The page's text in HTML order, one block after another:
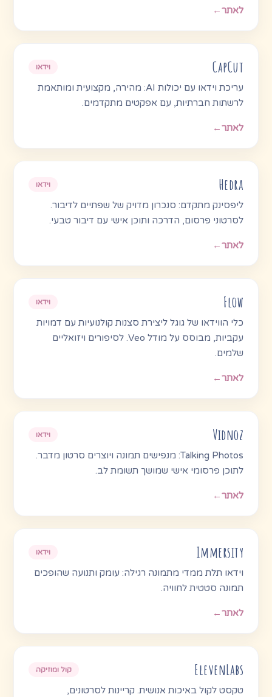
לאתר←
CapCut וידאו
עריכת וידאו עם יכולות AI: מהירה, מקצועית ומותאמת
לרשתות חברתיות, עם אפקטים מתקדמים.
לאתר←
Hedra וידאו
ליפסינק מתקדם: סנכרון מדויק של שפתיים לדיבור.
לסרטוני פרסום, הדרכה ותוכן אישי עם דיבור טבעי.
לאתר←
Flow וידאו
כלי הווידאו של גוגל ליצירת סצנות קולנועיות עם דמויות
עקביות, מבוסס על מודל Veo. לסיפורים ויזואליים
שלמים.
לאתר←
Vidnoz וידאו
Talking Photos: מנפישים תמונה ויוצרים סרטון מדבר.
לתוכן פרסומי אישי שמושך תשומת לב.
לאתר←
Immersity וידאו
וידאו תלת ממדי מתמונה רגילה: עומק ותנועה שהופכים
תמונה סטטית לחוויה.
לאתר←
ElevenLabs קול ומוזיקה
טקסט לקול באיכות אנושית. קריינות לסרטונים,